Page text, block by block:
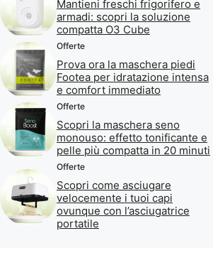
Mantieni freschi frigorifero e
armadi: scopri la soluzione
compatta O3 Cube
Offerte
Prova ora la maschera piedi
Footea per idratazione intensa
e comfort immediato
Offerte
Scopri la maschera seno
monouso: effetto tonificante e
pelle più compatta in 20 minuti
Offerte
Scopri come asciugare
velocemente i tuoi capi
ovunque con l’asciugatrice
portatile